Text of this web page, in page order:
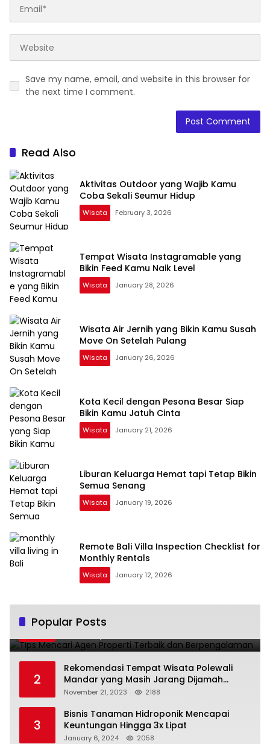
Save my name, email, and website in this browser for
the next time I comment.
Read Also
Aktivitas Outdoor yang Wajib Kamu
Coba Sekali Seumur Hidup
Wisata February 3, 2026
Tempat Wisata Instagramable yang
Bikin Feed Kamu Naik Level
Wisata January 28, 2026
Wisata Air Jernih yang Bikin Kamu Susah
Move On Setelah Pulang
Wisata January 26, 2026
Kota Kecil dengan Pesona Besar Siap
Bikin Kamu Jatuh Cinta
Wisata January 21, 2026
Liburan Keluarga Hemat tapi Tetap Bikin
Semua Senang
Wisata January 19, 2026
Remote Bali Villa Inspection Checklist for
Monthly Rentals
Wisata January 12, 2026
Popular Posts
1
Berpengalaman
October 16, 2023 2380
2
Rekomendasi Tempat Wisata Polewali
Mandar yang Masih Jarang Dijamah
Wisatawan
November 21, 2023 2188
3
Bisnis Tanaman Hidroponik Mencapai
Keuntungan Hingga 3x Lipat
January 6, 2024 2058